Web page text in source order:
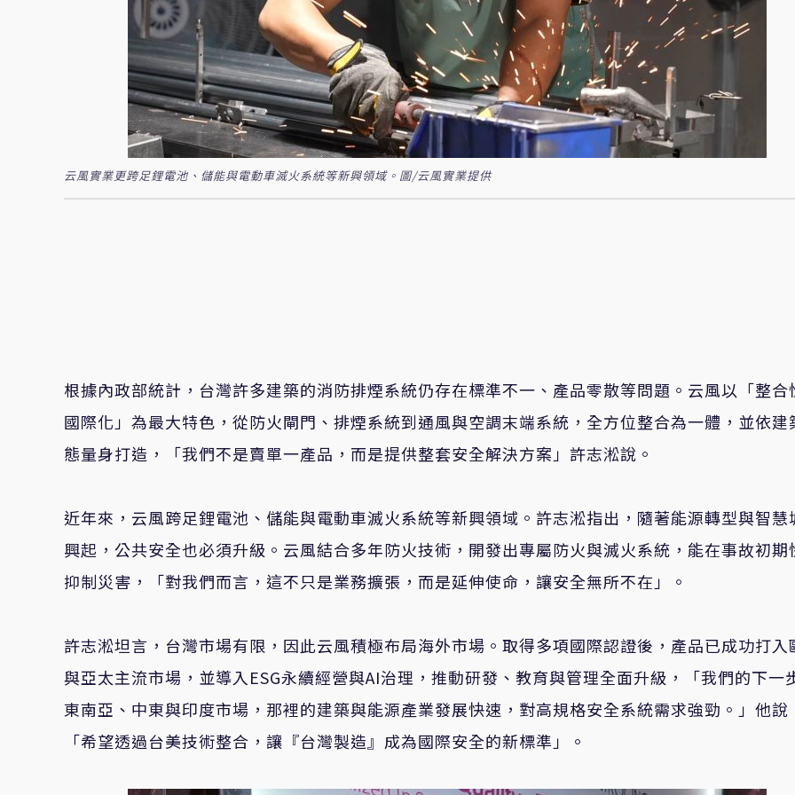
云風實業更跨足鋰電池、儲能與電動車滅火系統等新興領域。圖/云風實業提供
根據內政部統計，台灣許多建築的消防排煙系統仍存在標準不一、產品零散等問題。云風以「整合
國際化」為最大特色，從防火閘門、排煙系統到通風與空調末端系統，全方位整合為一體，並依建
態量身打造，「我們不是賣單一產品，而是提供整套安全解決方案」許志淞說。
近年來，云風跨足鋰電池、儲能與電動車滅火系統等新興領域。許志淞指出，隨著能源轉型與智慧
興起，公共安全也必須升級。云風結合多年防火技術，開發出專屬防火與滅火系統，能在事故初期
抑制災害，「對我們而言，這不只是業務擴張，而是延伸使命，讓安全無所不在」。
許志淞坦言，台灣市場有限，因此云風積極布局海外市場。取得多項國際認證後，產品已成功打入
與亞太主流市場，並導入ESG永續經營與AI治理，推動研發、教育與管理全面升級，「我們的下一
東南亞、中東與印度市場，那裡的建築與能源產業發展快速，對高規格安全系統需求強勁。」他說
「希望透過台美技術整合，讓『台灣製造』成為國際安全的新標準」。